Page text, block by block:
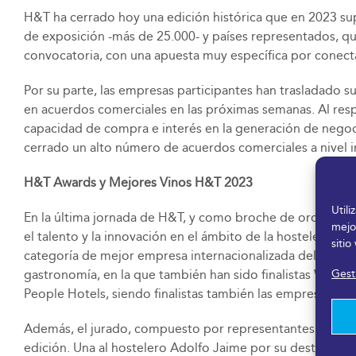
sitio
H&T ha cerrado hoy una edición histórica que en 2023
de exposición -más de 25.000- y países representados,
convocatoria, con una apuesta muy específica por
Por su parte, las empresas participantes han trasladado
en acuerdos comerciales en las próximas semanas. Al
capacidad de compra e interés en la generación de
cerrado un alto número de acuerdos comerciales a nivel
H&T Awards y Mejores Vinos H&T 2023
En la última jornada de H&T, y como broche de oro, se
el talento y la innovación en el ámbito de la hostelería y
categoría de mejor empresa internacionalizada del
gastronomía, en la que también han sido finalistas
People Hotels, siendo finalistas también las empresas
Además, el jurado, compuesto por representantes de
edición. Una al hostelero Adolfo Jaime por su